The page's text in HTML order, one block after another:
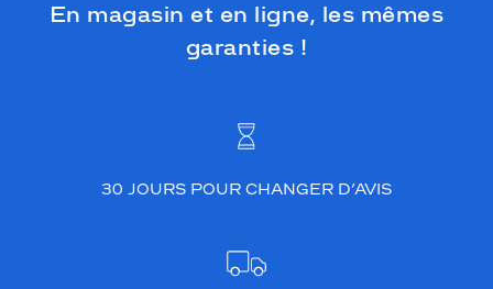
En magasin et en ligne, les mêmes
garanties !
30 JOURS POUR CHANGER D’AVIS